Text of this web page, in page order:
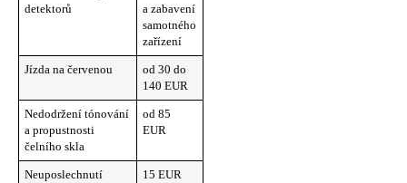
detektorů
a zabavení
samotného
zařízení
Jízda na červenou
od 30 do
140 EUR
Nedodržení tónování
a propustnosti
čelního skla
od 85
EUR
Neuposlechnutí
15 EUR